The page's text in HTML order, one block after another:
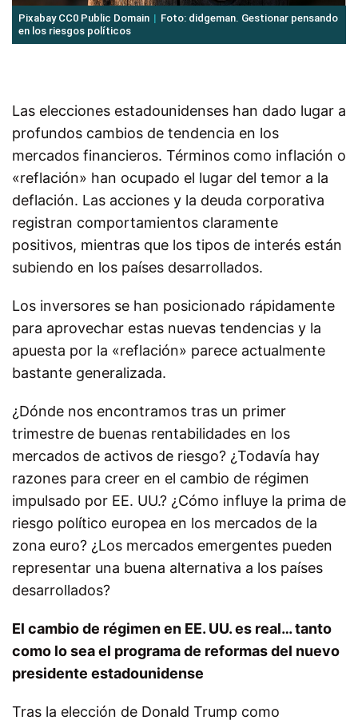
Pixabay CC0 Public Domain
Foto: didgeman. Gestionar pensando
en los riesgos políticos
Las elecciones estadounidenses han dado lugar a
profundos cambios de tendencia en los
mercados financieros. Términos como inflación o
«reflación» han ocupado el lugar del temor a la
deflación. Las acciones y la deuda corporativa
registran comportamientos claramente
positivos, mientras que los tipos de interés están
subiendo en los países desarrollados.
Los inversores se han posicionado rápidamente
para aprovechar estas nuevas tendencias y la
apuesta por la «reflación» parece actualmente
bastante generalizada.
¿Dónde nos encontramos tras un primer
trimestre de buenas rentabilidades en los
mercados de activos de riesgo? ¿Todavía hay
razones para creer en el cambio de régimen
impulsado por EE. UU.? ¿Cómo influye la prima de
riesgo político europea en los mercados de la
zona euro? ¿Los mercados emergentes pueden
representar una buena alternativa a los países
desarrollados?
El cambio de régimen en EE. UU. es real… tanto
como lo sea el programa de reformas del nuevo
presidente estadounidense
Tras la elección de Donald Trump como